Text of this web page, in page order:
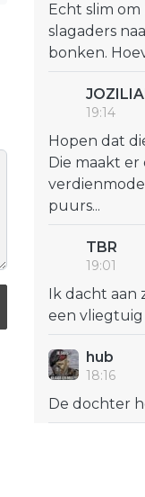
Echt slim
slagaders
bonken.
19:14
Hopen dat
Die maakt er
puurs...
TBR
19:01
Ik dacht aan
een
hub
18:16
De dochter